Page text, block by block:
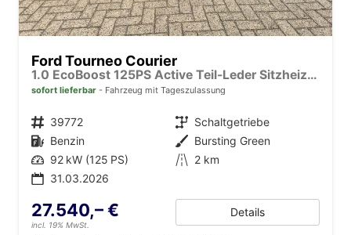
Ford Tourneo Courier
1.0 EcoBoost 125PS Active Teil-Leder Sitzheizung Lenkradheizung Klimaautomatik PDC v+h Rückf.-Kamera ACC TWA Frontscheibe beheizb. Ford-Navi SYNC4 Apple CarPlay + Android Auto
sofort lieferbar Fahrzeug mit Tageszulassung
Fahrzeugnr. 39772 Getriebe Schaltgetriebe
Kraftstoff Benzin Außenfarbe Bursting Green
Leistung 92 kW (125 PS) Kilometerstand 2 km
31.03.2026
27.540,– €
incl. 19% MwSt.
Details